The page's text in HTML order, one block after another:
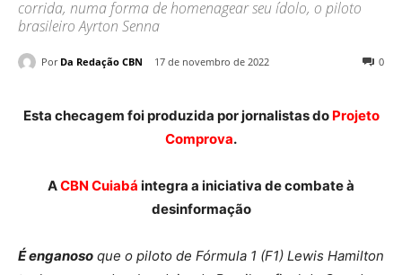
corrida, numa forma de homenagear seu ídolo, o piloto
brasileiro Ayrton Senna
Por Da Redação CBN 17 de novembro de 2022 0
Esta checagem foi produzida por jornalistas do Projeto
Comprova.
ACBN Cuiabá integra a iniciativa de combate à
desinformação
É enganoso que o piloto de Fórmula 1 (F1) Lewis Hamilton